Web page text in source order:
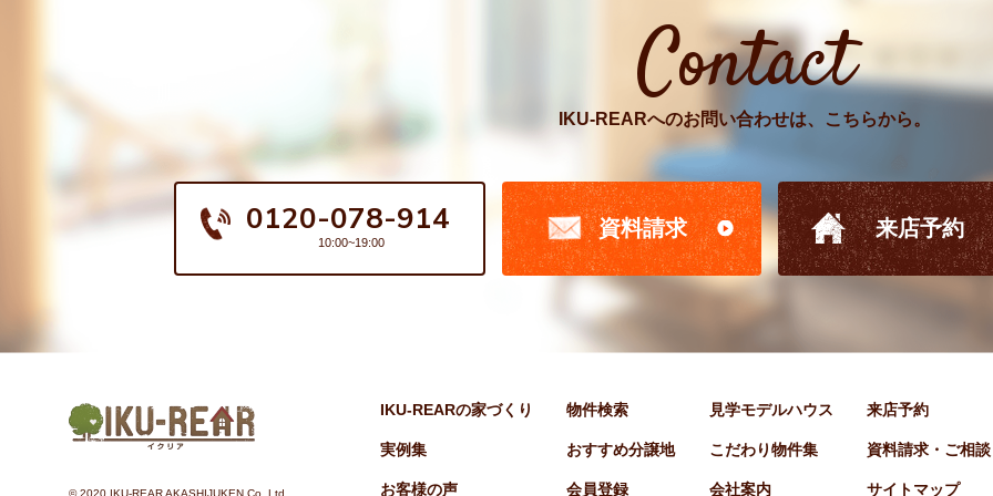
Contact
IKU-REARへのお問い合わせは、こちらから。
0120-078-914
10:00~19:00
資料請求 来店予約
©︎ 2020 IKU-REAR AKASHIJUKEN Co.,Ltd.
IKU-REARの家づくり
実例集
お客様の声
物件検索
おすすめ分譲地
会員登録
見学モデルハウス
こだわり物件集
会社案内
来店予約
資料請求・ご相談
サイトマップ